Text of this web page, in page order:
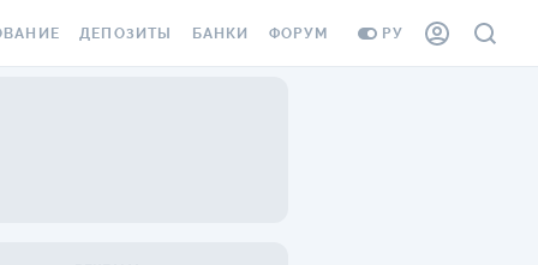
РУ
ДЕПОЗИТЫ БАНКИ ФОРУМ